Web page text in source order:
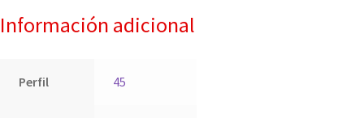
Información adicional
Perfil 45